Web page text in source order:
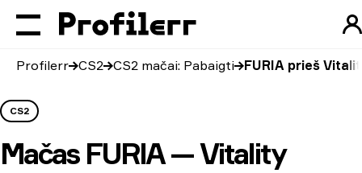
Profilerr CS2 CS2 mačai: Pabaigti FURIA prieš
CS2
Mačas FURIA — Vitality